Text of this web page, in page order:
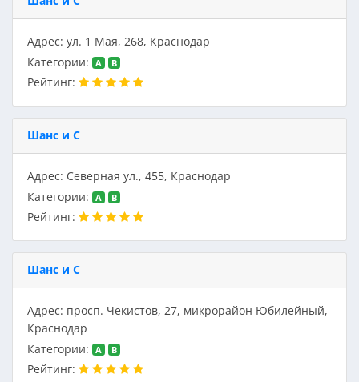
Адрес: ул. 1 Мая, 268, Краснодар
Категории:
A B
Рейтинг:
Шанс и С
Адрес: Северная ул., 455, Краснодар
Категории:
A B
Рейтинг:
Шанс и С
Адрес: просп. Чекистов, 27, микрорайон Юбилейный,
Краснодар
Категории:
A B
Рейтинг: